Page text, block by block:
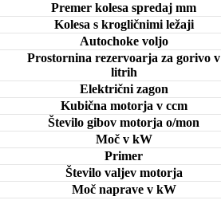
Premer kolesa spredaj mm
Kolesa s krogličnimi ležaji
Autochoke voljo
Prostornina rezervoarja za gorivo v
litrih
Električni zagon
Kubična motorja v ccm
Število gibov motorja o/mon
Moč v kW
Primer
Število valjev motorja
Moč naprave v kW